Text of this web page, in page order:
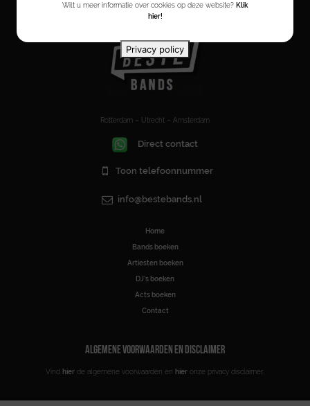
Rotterdam – Utrecht – Amsterdam
Direct contact
Toon telefoonnummer
info@bestebands.nl
Home
Bands boeken
Artiesten boeken
DJ’s boeken
Acts boeken
Contact
ALGEMENE VOORWAARDEN EN DISCLAIMER
Vind hier de algemene voorwaarden en hier onze privacy disclaimer.
Wilt u meer informatie over cookies op deze website? Klik
hier!
Privacy policy